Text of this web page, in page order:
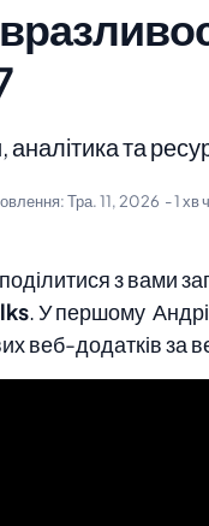
та
Тра. 11, 2026 - 1 хв
з вами
. У першому
веб-додатків за